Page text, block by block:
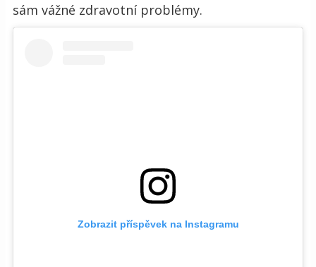
sám vážné zdravotní problémy.
Zobrazit příspěvek na Instagramu